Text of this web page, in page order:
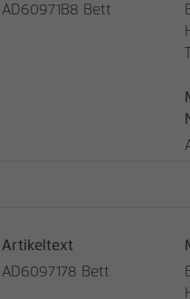
AD60971B8 Bett
Artikeltext
AD6097178 Bett
Verwendet, um einige Details
Verwendet, um die
speichern, den Referrer, der